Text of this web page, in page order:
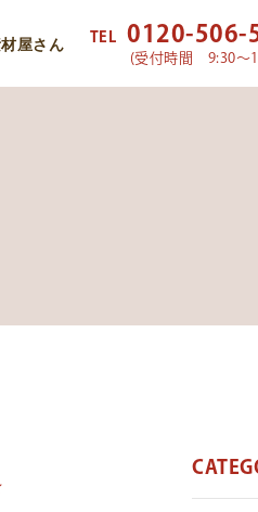
屋さん TEL 0120-506-
(受付時間 9:30～